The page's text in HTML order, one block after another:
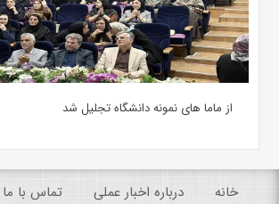
از ماما های نمونه دانشگاه تجلیل شد
خانه درباره اخبار عملی تماس با ما